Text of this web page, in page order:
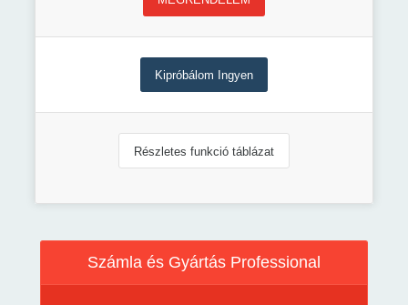
Kipróbálom Ingyen
Részletes funkció táblázat
Számla és Gyártás Professional